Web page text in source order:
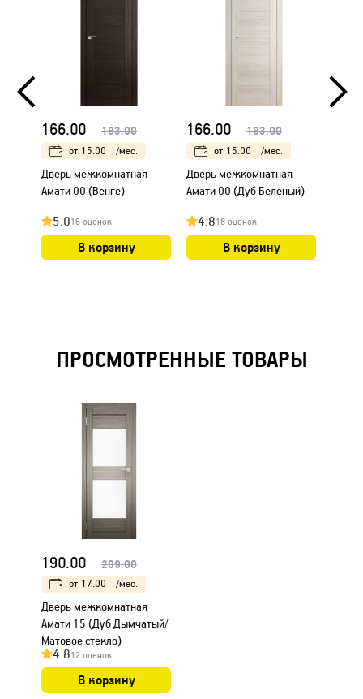
166.00 183.00
от 15.00 /мес.
Дверь межкомнатная
Амати 00 (Венге)
5.016 оценок
В корзину
166.00 183.00
от 15.00 /мес.
Дверь межкомнатная
Амати 00 (Дуб Беленый)
4.818 оценок
В корзину
ПРОСМОТРЕННЫЕ ТОВАРЫ
190.00 209.00
от 17.00 /мес.
Дверь межкомнатная
Амати 15 (Дуб Дымчатый/
Матовое стекло)
4.812 оценок
В корзину